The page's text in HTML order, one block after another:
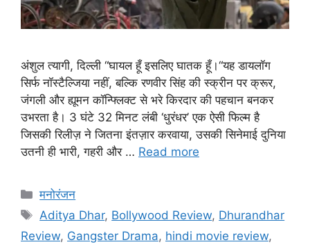
अंशुल त्यागी, दिल्ली “घायल हूँ इसलिए घातक हूँ।“यह डायलॉग
सिर्फ नॉस्टैल्जिया नहीं, बल्कि रणवीर सिंह की स्क्रीन पर क्रूर,
जंगली और ह्यूमन कॉन्फ्लिक्ट से भरे किरदार की पहचान बनकर
उभरता है। 3 घंटे 32 मिनट लंबी ‘धुरंधर’ एक ऐसी फिल्म है
जिसकी रिलीज़ ने जितना इंतज़ार करवाया, उसकी सिनेमाई दुनिया
उतनी ही भारी, गहरी और … Read more
मनोरंजन
Aditya Dhar, Bollywood Review, Dhurandhar
Review, Gangster Drama, hindi movie review,